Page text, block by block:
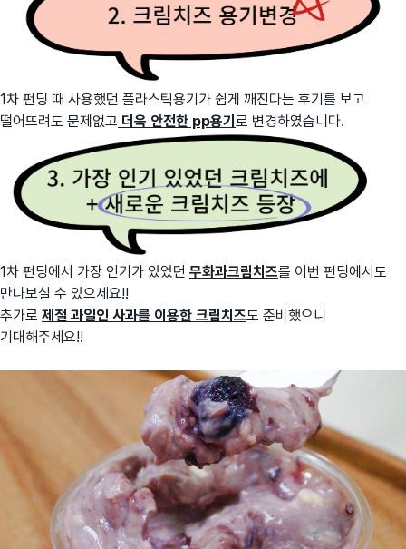
1차 펀딩 때 사용했던 플라스틱용기가 쉽게 깨진다는 후기를 보고
떨어뜨려도 문제없고 더욱 안전한 pp용기 로 변경하였습니다.
1차 펀딩에서 가장 인기가 있었던 무화과크림치즈를 이번 펀딩에서도
만나보실 수 있으세요!!
추가로 제철 과일인 사과를 이용한 크림치즈도 준비했으니
기대해주세요!!